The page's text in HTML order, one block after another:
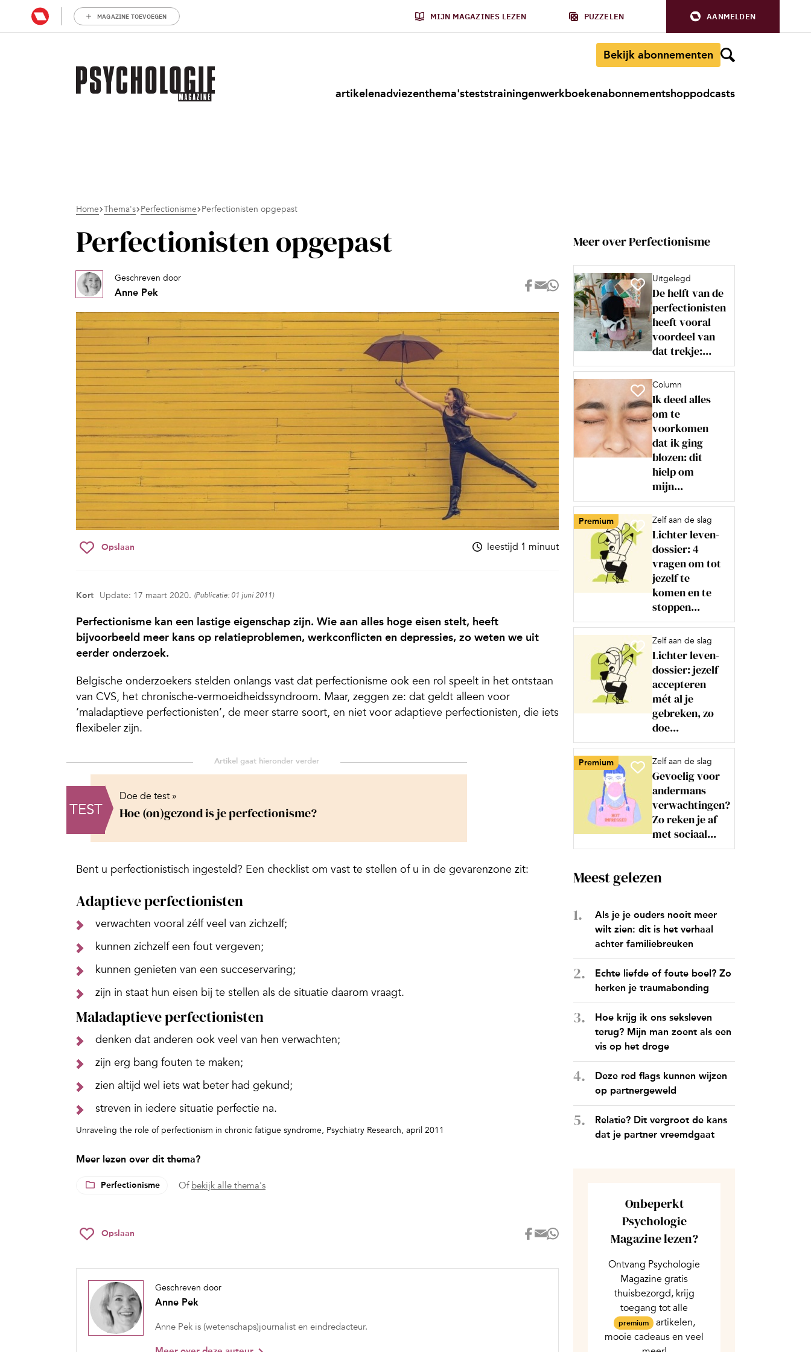
MAGAZINE TOEVOEGEN MIJN MAGAZINES LEZEN PUZZELEN AANMELDEN
Bekijk abonnementen
artikelenadviezenthema'steststrainingenwerkboekenabonnementshoppodcasts
Home Thema's Perfectionisme Perfectionisten opgepast
Perfectionisten opgepast
Geschreven door
Anne Pek
Opslaan leestijd 1 minuut
Kort Update: 17 maart 2020. (Publicatie: 01 juni 2011)
Perfectionisme kan een lastige eigenschap zijn. Wie aan alles hoge eisen stelt, heeft
bijvoorbeeld meer kans op relatieproblemen, werkconflicten en depressies, zo weten we uit
eerder onderzoek.
Belgische onderzoekers stelden onlangs vast dat perfectionisme ook een rol speelt in het ontstaan
van CVS, het chronische-vermoeidheidssyndroom. Maar, zeggen ze: dat geldt alleen voor
‘maladaptieve perfectionisten’, de meer starre soort, en niet voor adaptieve perfectionisten, die iets
flexibeler zijn.
TEST
Doe de test »
Hoe (on)gezond is je perfectionisme?
Bent u perfectionistisch ingesteld? Een checklist om vast te stellen of u in de gevarenzone zit:
Adaptieve perfectionisten
verwachten vooral zélf veel van zichzelf;
kunnen zichzelf een fout vergeven;
kunnen genieten van een succeservaring;
zijn in staat hun eisen bij te stellen als de situatie daarom vraagt.
Maladaptieve perfectionisten
denken dat anderen ook veel van hen verwachten;
zijn erg bang fouten te maken;
zien altijd wel iets wat beter had gekund;
streven in iedere situatie perfectie na.
Unraveling the role of perfectionism in chronic fatigue syndrome, Psychiatry Research, april 2011
Meer lezen over dit thema?
Perfectionisme Of bekijk alle thema's
Opslaan
Geschreven door
Anne Pek
Anne Pek is (wetenschaps)journalist en eindredacteur.
Meer over Perfectionisme
Uitgelegd
De helft van de
perfectionisten
heeft vooral
voordeel van
dat trekje:...
Column
Ik deed alles
om te
voorkomen
dat ik ging
blozen: dit
hielp om
mijn...
Premium Zelf aan de slag
Lichter leven-
dossier: 4
vragen om tot
jezelf te
komen en te
stoppen...
Zelf aan de slag
Lichter leven-
dossier: jezelf
accepteren
mét al je
gebreken, zo
doe...
Premium Zelf aan de slag
Gevoelig voor
andermans
verwachtingen?
Zo reken je af
met sociaal...
Meest gelezen
Als je je ouders nooit meer
wilt zien: dit is het verhaal
achter familiebreuken
Echte liefde of foute boel? Zo
herken je traumabonding
Hoe krijg ik ons seksleven
terug? Mijn man zoent als een
vis op het droge
Deze red flags kunnen wijzen
op partnergeweld
Relatie? Dit vergroot de kans
dat je partner vreemdgaat
Onbeperkt
Psychologie
Magazine lezen?
Ontvang Psychologie
Magazine gratis
thuisbezorgd, krijg
toegang tot alle
premium artikelen,
mooie cadeaus en veel